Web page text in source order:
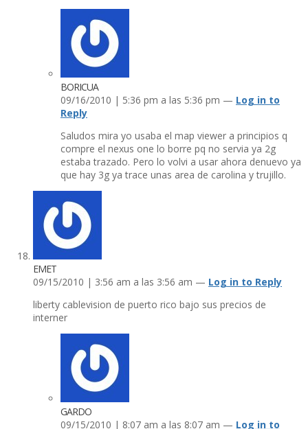
BORICUA
09/16/2010 | 5:36 pm a las 5:36 pm — Log in to
Reply
Saludos mira yo usaba el map viewer a principios q
compre el nexus one lo borre pq no servia ya 2g
estaba trazado. Pero lo volvi a usar ahora denuevo ya
que hay 3g ya trace unas area de carolina y trujillo.
EMET
09/15/2010 | 3:56 am a las 3:56 am — Log in to Reply
liberty cablevision de puerto rico bajo sus precios de
interner
GARDO
09/15/2010 | 8:07 am a las 8:07 am — Log in to